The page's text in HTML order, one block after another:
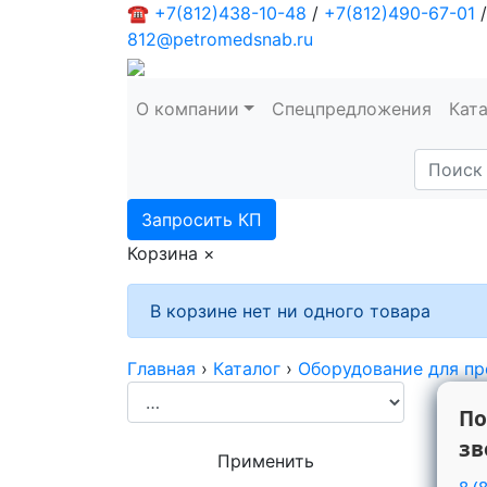
☎ +7(812)438-10-48 / +7(812)490-67-01 /
812@petromedsnab.ru
О компании Спецпредложения
Запросить КП
Корзина ×
В корзине нет ни одного товара
Главная › Каталог › Оборудование для
Применить